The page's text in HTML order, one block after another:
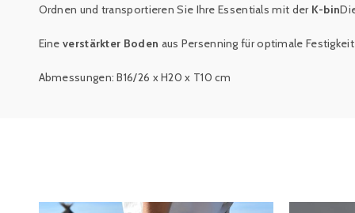
Ordnen und transportieren Sie Ihre Essentials mit der K-bin
Eine verstärkter Boden aus Persenning für optimale Festigkeit
Abmessungen: B16/26 x H20 x T10 cm